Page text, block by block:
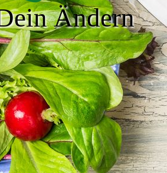
Ändern